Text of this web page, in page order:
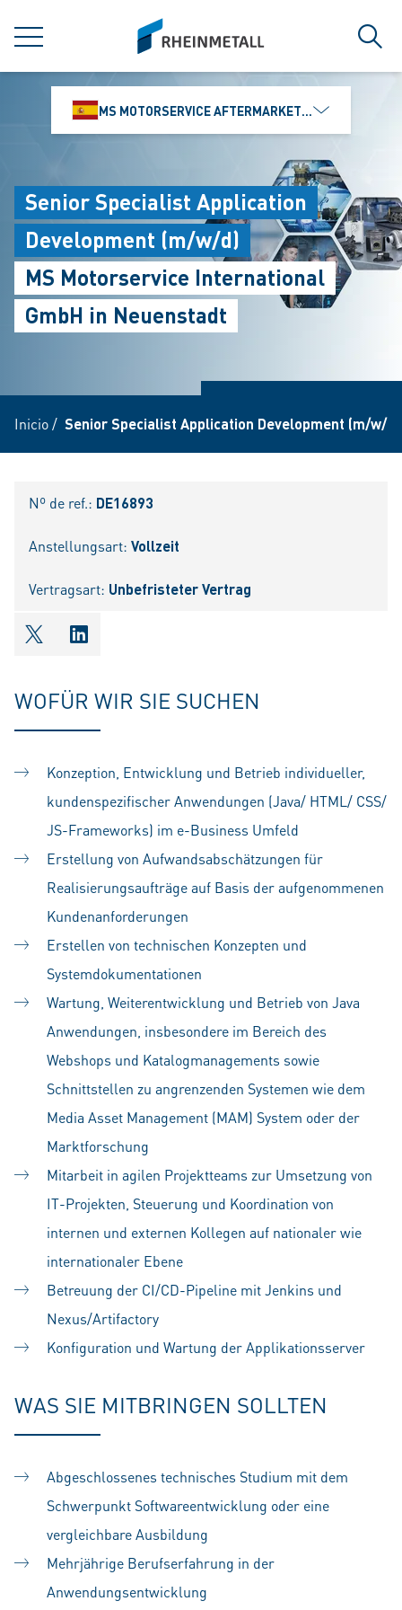
MENÚ
siteLogo
MS MOTORSERVICE AFTERMARKET IBÉRICA, S.L
Senior Specialist Application
Development (m/w/d)
MS Motorservice International
GmbH in Neuenstadt
Inicio/ Senior Specialist Application Development (m/w/d)
Nº de ref.: DE16893
Anstellungsart: Vollzeit
Vertragsart: Unbefristeter Vertrag
shareOntwitter
shareOnlinkedIn
WOFÜR WIR SIE SUCHEN
Konzeption, Entwicklung und Betrieb individueller,
kundenspezifischer Anwendungen (Java/ HTML/ CSS/
JS-Frameworks) im e-Business Umfeld
Erstellung von Aufwandsabschätzungen für
Realisierungsaufträge auf Basis der aufgenommenen
Kundenanforderungen
Erstellen von technischen Konzepten und
Systemdokumentationen
Wartung, Weiterentwicklung und Betrieb von Java
Anwendungen, insbesondere im Bereich des
Webshops und Katalogmanagements sowie
Schnittstellen zu angrenzenden Systemen wie dem
Media Asset Management (MAM) System oder der
Marktforschung
Mitarbeit in agilen Projektteams zur Umsetzung von
IT-Projekten, Steuerung und Koordination von
internen und externen Kollegen auf nationaler wie
internationaler Ebene
Betreuung der CI/CD-Pipeline mit Jenkins und
Nexus/Artifactory
Konfiguration und Wartung der Applikationsserver
WAS SIE MITBRINGEN SOLLTEN
Abgeschlossenes technisches Studium mit dem
Schwerpunkt Softwareentwicklung oder eine
vergleichbare Ausbildung
Mehrjährige Berufserfahrung in der
Anwendungsentwicklung